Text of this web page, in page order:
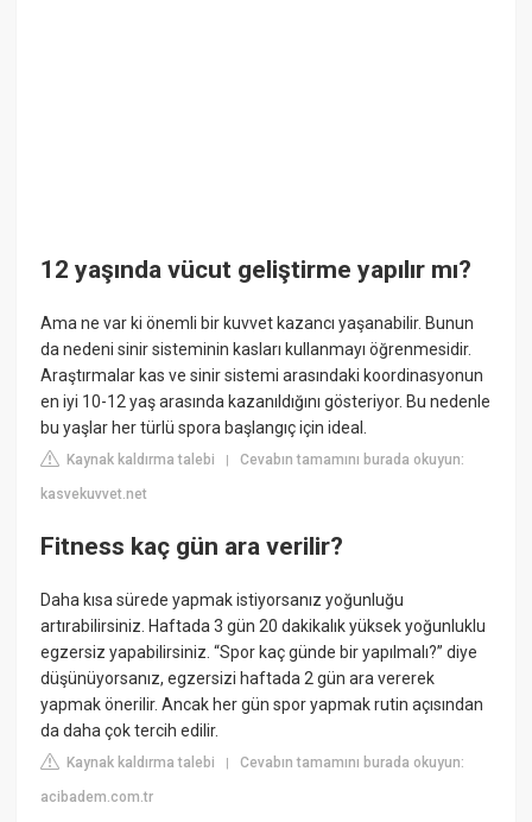
12 yaşında vücut geliştirme yapılır mı?
Ama ne var ki önemli bir kuvvet kazancı yaşanabilir. Bunun
da nedeni sinir sisteminin kasları kullanmayı öğrenmesidir.
Araştırmalar kas ve sinir sistemi arasındaki koordinasyonun
en iyi 10-12 yaş arasında kazanıldığını gösteriyor. Bu nedenle
bu yaşlar her türlü spora başlangıç için ideal.
Kaynak kaldırma talebi |Cevabın tamamını burada okuyun:
kasvekuvvet.net
Fitness kaç gün ara verilir?
Daha kısa sürede yapmak istiyorsanız yoğunluğu
artırabilirsiniz. Haftada 3 gün 20 dakikalık yüksek yoğunluklu
egzersiz yapabilirsiniz. “Spor kaç günde bir yapılmalı?” diye
düşünüyorsanız, egzersizi haftada 2 gün ara vererek
yapmak önerilir. Ancak her gün spor yapmak rutin açısından
da daha çok tercih edilir.
Kaynak kaldırma talebi |Cevabın tamamını burada okuyun:
acibadem.com.tr